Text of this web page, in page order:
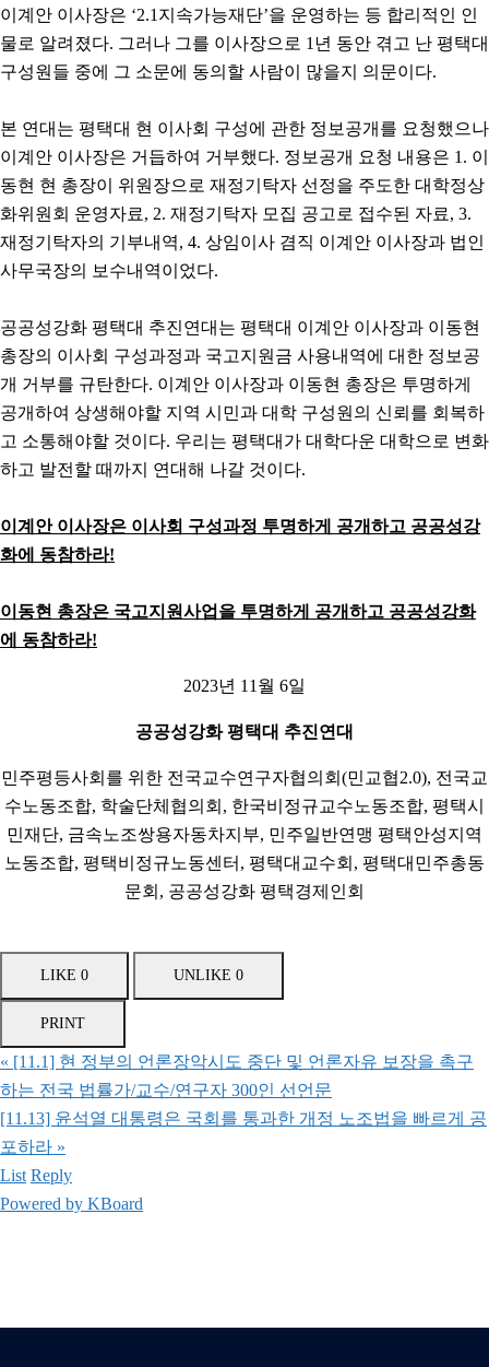
이계안 이사장은 ‘2.1지속가능재단’을 운영하는 등 합리적인 인
물로 알려졌다. 그러나 그를 이사장으로 1년 동안 겪고 난 평택대
구성원들 중에 그 소문에 동의할 사람이 많을지 의문이다.
본 연대는 평택대 현 이사회 구성에 관한 정보공개를 요청했으나
이계안 이사장은 거듭하여 거부했다. 정보공개 요청 내용은 1. 이
동현 현 총장이 위원장으로 재정기탁자 선정을 주도한 대학정상
화위원회 운영자료, 2. 재정기탁자 모집 공고로 접수된 자료, 3.
재정기탁자의 기부내역, 4. 상임이사 겸직 이계안 이사장과 법인
사무국장의 보수내역이었다.
공공성강화 평택대 추진연대는 평택대 이계안 이사장과 이동현
총장의 이사회 구성과정과 국고지원금 사용내역에 대한 정보공
개 거부를 규탄한다. 이계안 이사장과 이동현 총장은 투명하게
공개하여 상생해야할 지역 시민과 대학 구성원의 신뢰를 회복하
고 소통해야할 것이다. 우리는 평택대가 대학다운 대학으로 변화
하고 발전할 때까지 연대해 나갈 것이다.
이계안 이사장은 이사회 구성과정 투명하게 공개하고 공공성강
화에 동참하라!
이동현 총장은 국고지원사업을 투명하게 공개하고 공공성강화
에 동참하라!
2023년 11월 6일
공공성강화 평택대 추진연대
민주평등사회를 위한 전국교수연구자협의회(민교협2.0), 전국교
수노동조합, 학술단체협의회, 한국비정규교수노동조합, 평택시
민재단, 금속노조쌍용자동차지부, 민주일반연맹 평택안성지역
노동조합, 평택비정규노동센터, 평택대교수회, 평택대민주총동
문회, 공공성강화 평택경제인회
LIKE 0 UNLIKE 0
PRINT
« [11.1] 현 정부의 언론장악시도 중단 및 언론자유 보장을 촉구
하는 전국 법률가/교수/연구자 300인 선언문
[11.13] 윤석열 대통령은 국회를 통과한 개정 노조법을 빠르게 공
포하라 »
List Reply
Powered by KBoard